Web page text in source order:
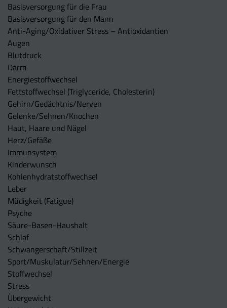
Basisversorgung für die Frau
Basisversorgung für den Mann
Anti-Aging/Oxidativer Stress – Antioxidantien
Augen
Blutdruck
Darm
Energiestoffwechsel
Fettstoffwechsel (Triglyceride, Cholesterin)
Gehirn/Gedächtnis/Nerven
Gelenke/Sehnen/Knochen
Haut, Haare und Nägel
Herz/Gefäße
Immunsystem
Kinderwunsch
Kohlenhydratstoffwechsel
Leber
Müdigkeit (Fatigue)
Psyche
Säure-Basen-Haushalt
Schlaf
Schwangerschaft/Stillzeit
Sport/Muskulatur/Sehnen/Energie
Stoffwechsel
Stress
Übergewicht